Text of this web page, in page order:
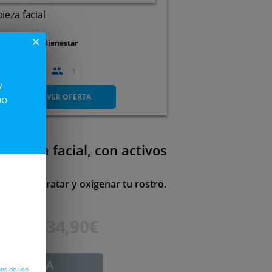
facial
Espacio Vital Bienestar
7
VER OFERTA
facial, con activos
hidratar y oxigenar tu rostro.
close
de uso